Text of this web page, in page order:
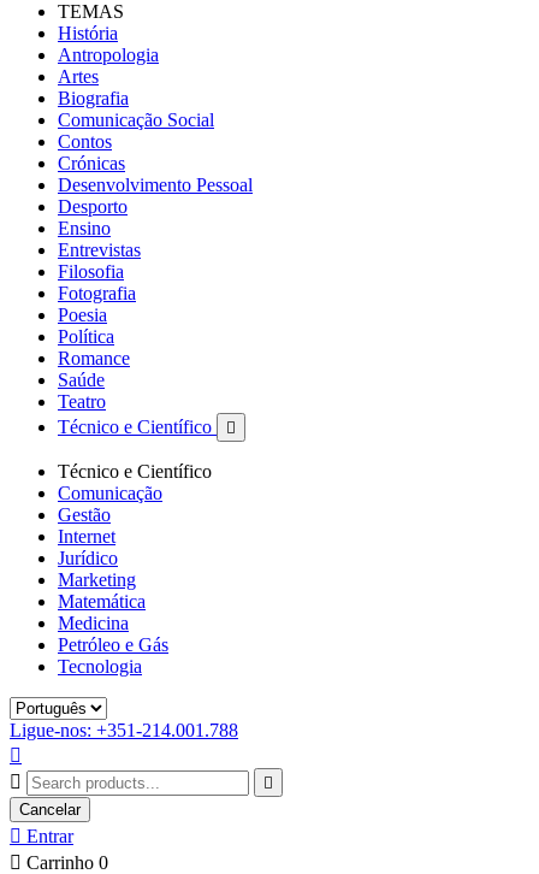
TEMAS
História
Antropologia
Artes
Biografia
Comunicação Social
Contos
Crónicas
Desenvolvimento Pessoal
Desporto
Ensino
Entrevistas
Filosofia
Fotografia
Poesia
Política
Romance
Saúde
Teatro
Técnico e Científico

Técnico e Científico
Comunicação
Gestão
Internet
Jurídico
Marketing
Matemática
Medicina
Petróleo e Gás
Tecnologia
Ligue-nos: +351-214.001.788



Cancelar
 Entrar
 Carrinho 0